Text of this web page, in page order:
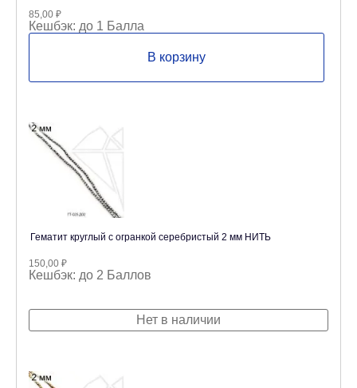
85,00 ₽
Кешбэк: до 1 Балла
В корзину
Гематит круглый с огранкой серебристый 2 мм НИТЬ
150,00 ₽
Кешбэк: до 2 Баллов
Нет в наличии